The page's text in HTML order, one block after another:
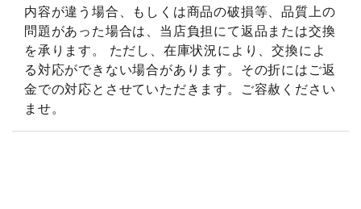
内容が違う場合、もしくは商品の破損等、品質上の
問題があった場合は、当店負担にて返品または交換
を承ります。 ただし、在庫状況により、交換によ
る対応ができない場合があります。その折にはご返
金での対応とさせていただきます。ご容赦ください
ませ。